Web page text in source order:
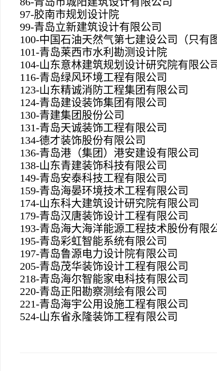
97-胶南市规划设计院
99-青岛立新建筑设计有限公司
100-中国石油天然气第七建设公司（只有
101-青岛莱西市水利勘测设计院
104-山东意林建筑规划设计研究院有限公
116-青岛绿风环境工程有限公司
123-山东精诚消防工程集团有限公司
124-青岛建设装饰集团有限公司
130-青建集团股份公司
131-青岛天诚装饰工程有限公司
134-德才装饰股份有限公司
136-青岛港（集团）港安建设有限公司
138-山东青建装饰科技有限公司
149-青岛安泰科技工程有限公司
159-青岛海晏环境技术工程有限公司
174-山东科大建筑设计研究院有限公司
179-青岛汉唐装饰设计工程有限公司
193-青岛海大海洋能源工程技术股份有限
195-青岛彩虹智能系统有限公司
197-青岛鲁源电力设计院有限公司
205-青岛茂华装饰设计工程有限公司
218-青岛海尔智能家电科技有限公司
220-青岛正阳勘察测绘有限公司
221-青岛海宇公用设施工程有限公司
524-山东省永隆装饰工程有限公司